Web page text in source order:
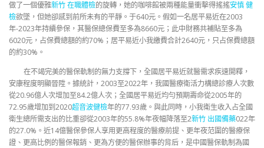
做了一個優雅新竹 在職體檢的旋轉，她的咖啡館被兩種能量衝擊得搖搖安慎 健
檢欲墜，但她卻感到前所未有的平靜。于640元。假如一名居平易近在2003
年-2023年持續參保，其醫保總保費至多為8660元；此中財務共補貼至多為
6020元，占保費總額的約70%；居平易近小我繳費合計2640元，只占保費總額
的約30%。
在不竭完美的醫保軌制的無力支撐下，全國居平易近就醫需求疾速開釋，
安康程度明顯晉陞。據統計，2003至2022年，我國醫療衛活力構總診療人次數
從20.96億人次增加至84.2億人次；全國居平易近均勻預期壽命從2005年的
72.95歲增加到2020超音波健檢年的77.93歲。與此同時，小我衛生收入占全國
衛生總所需支出的比重卻從2003年的55.8%年夜幅降落至2新竹 出國備藥022年
的27.0%。近14億醫保參保人享用更高程度的醫療前提、更年夜范圍的醫療保
證、更高比例的醫保報銷、更為方便的醫保辦事的背后，是中國醫保軌制為國